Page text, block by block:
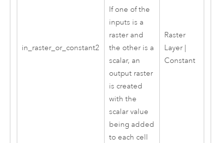
in_raster_or_constant2
If one of the
inputs is a
raster and
the other is a
scalar, an
output raster
is created
with the
scalar value
being added
to each cell
Raster
Layer |
Constant